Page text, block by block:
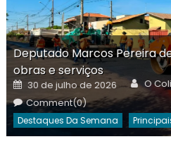
Deputado Marcos Pereira
obras e serviços
Posted
on
30 de julho de 2026
O
Comment(0)
Destaques Da Semana